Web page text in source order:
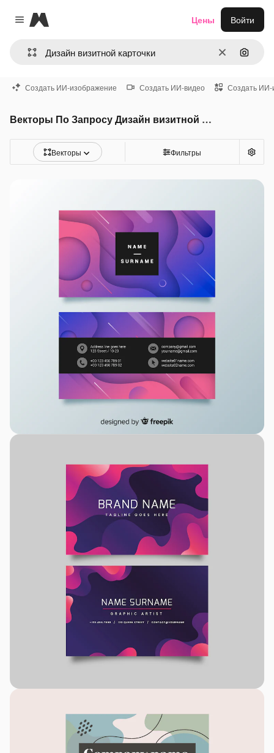
Close menu
Magnific
ОчиститьПоиск
Цены Войти
Создать ИИ-изображение Создать ИИ-видео Создать ИИ-
Векторы По Запросу Дизайн визитной карточки
Векторы Фильтры